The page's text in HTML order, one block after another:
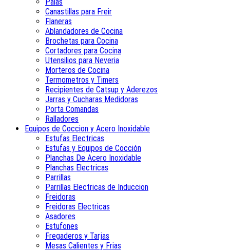
Canastillas para Freir
Flaneras
Ablandadores de Cocina
Brochetas para Cocina
Cortadores para Cocina
Utensilios para Neveria
Morteros de Cocina
Termometros y Timers
Recipientes de Catsup y Aderezos
Jarras y Cucharas Medidoras
Porta Comandas
Ralladores
Equipos de Coccion y Acero Inoxidable
Estufas Electricas
Estufas y Equipos de Cocción
Planchas De Acero Inoxidable
Planchas Electricas
Parrillas
Parrillas Electricas de Induccion
Freidoras
Freidoras Electricas
Asadores
Estufones
Fregaderos y Tarjas
Mesas Calientes y Frias